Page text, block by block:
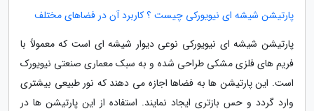
پارتیشن شیشه ای نیویورکی چیست ؟ کاربرد آن در فضاهای مختلف
پارتیشن شیشه ای نیویورکی نوعی دیوار شیشه ای است که معمولاً با
فریم های فلزی مشکی طراحی شده و به سبک معماری صنعتی نیویورک
است. این پارتیشن ها به فضاها اجازه می دهند که نور طبیعی بیشتری
وارد گردد و حس بازتری ایجاد نمایند. استفاده از این پارتیشن ها در